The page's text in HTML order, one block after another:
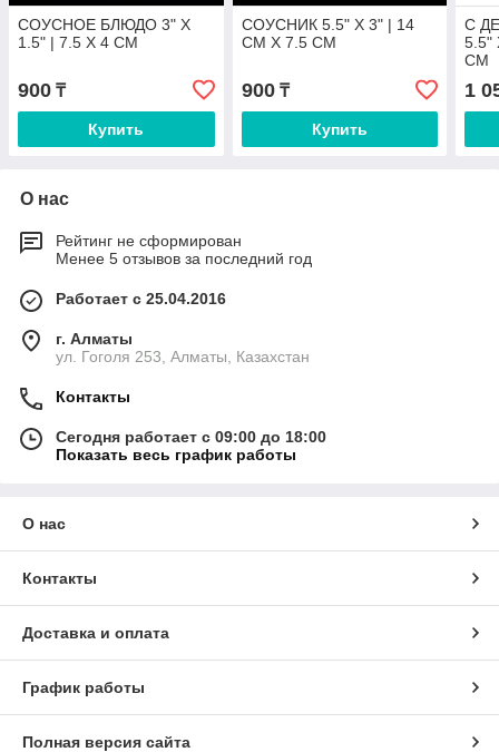
СОУСНОЕ БЛЮДО 3" X
1.5" | 7.5 X 4 CM
900 ₸
Купить
СОУСНИК 5.5" X 3" | 14
CM X 7.5 CM
900₸
Купить
С
5.5"
CM
1
О нас
Рейтинг не сформирован
Менее 5 отзывов за последний год
Работает с 25.04.2016
г. Алматы
ул. Гоголя 253, Алматы, Казахстан
Контакты
Сегодня работает с 09:00 до 18:00
Показать весь график работы
О нас
Контакты
Доставка и оплата
График работы
Полная версия сайта